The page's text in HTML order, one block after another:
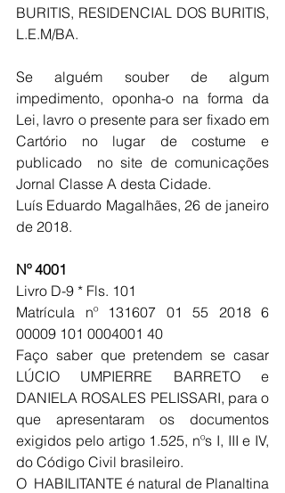
BURITIS, RESIDENCIAL DOS BURITIS,
L.E.M/BA.
Se alguém souber de algum
impedimento, oponha-o na forma da
Lei, lavro o presente para ser fixado em
Cartório no lugar de costume e
publicado  no site de comunicações
Jornal Classe A desta Cidade.
Luís Eduardo Magalhães, 26 de janeiro
de 2018.
Nº 4001
Livro D-9 * Fls. 101
Matrícula nº 131607 01 55 2018 6
00009 101 0004001 40
Faço saber que pretendem se casar
LÚCIO UMPIERRE BARRETO e
DANIELA ROSALES PELISSARI, para o
que apresentaram os documentos
exigidos pelo artigo 1.525, nºs I, III e IV,
do Código Civil brasileiro.
O  HABILITANTE é natural de Planaltina